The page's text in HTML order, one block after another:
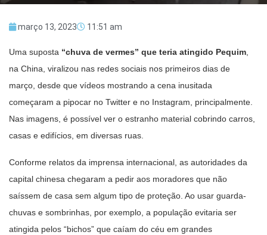
março 13, 2023 11:51 am
Uma suposta “chuva de vermes” que teria atingido Pequim,
na China, viralizou nas redes sociais nos primeiros dias de
março, desde que vídeos mostrando a cena inusitada
começaram a pipocar no Twitter e no Instagram, principalmente.
Nas imagens, é possível ver o estranho material cobrindo carros,
casas e edifícios, em diversas ruas.
Conforme relatos da imprensa internacional, as autoridades da
capital chinesa chegaram a pedir aos moradores que não
saíssem de casa sem algum tipo de proteção. Ao usar guarda-
chuvas e sombrinhas, por exemplo, a população evitaria ser
atingida pelos “bichos” que caíam do céu em grandes